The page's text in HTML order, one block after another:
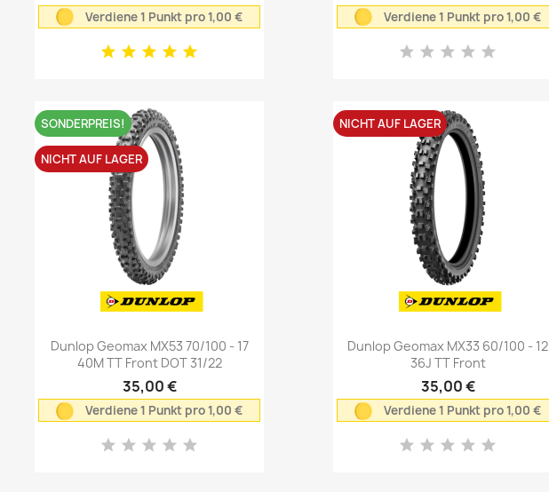
Verdiene 1 Punkt pro 1,00 € Verdiene 1 Punkt pro 1,00 €
Vorschau
Dunlop Geomax MX53 70/100 - 17
40M TT Front DOT 31/22
35,00 €
Verdiene 1 Punkt pro 1,00 €
SONDERPREIS!
NICHT AUF LAGER
Vorschau
Dunlop Geomax MX33 60/100 - 12
36J TT Front
35,00 €
Verdiene 1 Punkt pro 1,00 €
NICHT AUF LAGER